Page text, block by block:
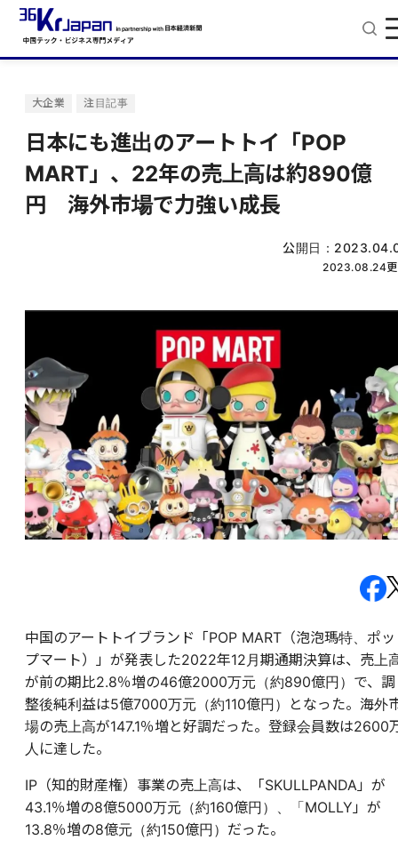
大企業 注目記事
日本にも進出のアートトイ「POP
MART」、22年の売上高は約890億
円 海外市場で力強い成長
公開日：
2023.08.24
中国のアートトイブランド「POP MART（泡泡瑪特、ポッ
プマート）」が発表した2022年12月期通期決算は、売上
が前の期比2.8％増の46億2000万元（約890億円）で、調
整後純利益は5億7000万元（約110億円）となった。海外
場の売上高が147.1％増と好調だった。登録会員数は2600
人に達した。
IP（知的財産権）事業の売上高は、「SKULLPANDA」が
43.1％増の8億5000万元（約160億円）、「MOLLY」が
13.8％増の8億元（約150億円）だった。